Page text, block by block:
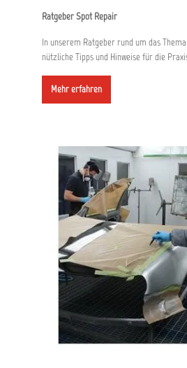
Ratgeber Spot Repair
In unserem Ratgeber rund um das
nützliche Tipps und Hinweise für die
Mehr erfahren